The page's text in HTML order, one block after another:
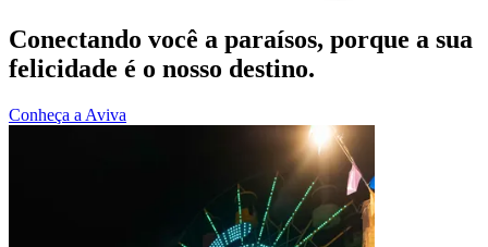
Conectando você a paraísos, porque a sua
felicidade é o nosso destino.
Conheça a Aviva